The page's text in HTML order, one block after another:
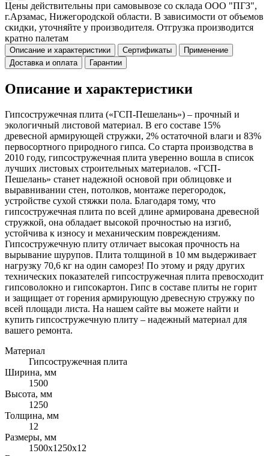
Цены действительны при самовывозе со склада ООО "ПГЗ",
г.Арзамас, Нижегородской области. В зависимости от объемов
скидки, уточняйте у производителя. Отгрузка производится
кратно палетам
Описание и характеристики Сертификаты
Применение
Доставка и оплата
Гарантии
Описание и характеристики
Гипсостружечная плита («ГСП-Пешелань») – прочный и
экологичный листовой материал. В его составе 15%
древесной армирующей стружки, 2% остаточной влаги и 83%
первосортного природного гипса. Со старта производства в
2010 году, гипсостружечная плита уверенно вошла в список
лучших листовых строительных материалов. «ГСП-
Пешелань» станет надежной основой при облицовке и
выравнивании стен, потолков, монтаже перегородок,
устройстве сухой стяжки пола. Благодаря тому, что
гипсостружечная плита по всей длине армирована древесной
стружкой, она обладает высокой прочностью на изгиб,
устойчива к износу и механическим повреждениям.
Гипсостружечную плиту отличает высокая прочность на
вырывание шурупов. Плита толщиной в 10 мм выдерживает
нагрузку 70,6 кг на один саморез! По этому и ряду других
технических показателей гипсостружечная плита превосходит
гипсоволокно и гипсокартон. Гипс в составе плиты не горит
и защищает от горения армирующую древесную стружку по
всей площади листа. На нашем сайте вы можете найти и
купить гипсостружечную плиту – надежный материал для
вашего ремонта.
Материал
Гипсостружечная плита
Ширина, мм
1500
Высота, мм
1250
Толщина, мм
12
Размеры, мм
1500х1250х12